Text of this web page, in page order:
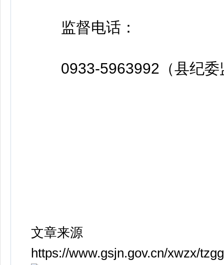
监督电话：
0933-5963992（县纪委
文章来源
https://www.gsjn.gov.cn/xwzx/